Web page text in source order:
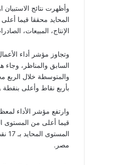
المحايد محققا قيما
الإنتاج، المبيعات،
السابق والمناظر،
والمتوسطة خلال الربع
بأربع نقاط وأعلى بنقطة
وارتفع مؤشر الأداء
قيما أعلى من المستوى
مصر.